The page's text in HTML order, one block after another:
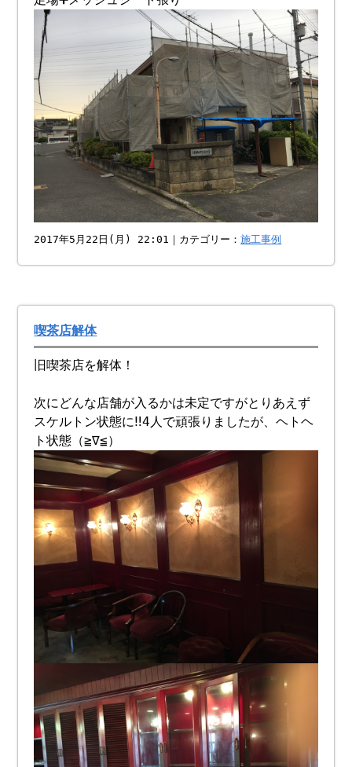
2017年5月22日(月) 22:01｜カテゴリー：施工事例
喫茶店解体
旧喫茶店を解体！
次にどんな店舗が入るかは未定ですがとりあえず
スケルトン状態に‼︎4人で頑張りましたが、ヘトヘ
ト状態（≧∇≦）